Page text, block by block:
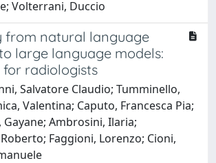
Volterrani, Duccio
from natural language
large language models:
for radiologists
Salvatore Claudio; Tumminello,
Valentina; Caputo, Francesca Pia;
Ambrosini, Ilaria;
Faggioni, Lorenzo; Cioni,